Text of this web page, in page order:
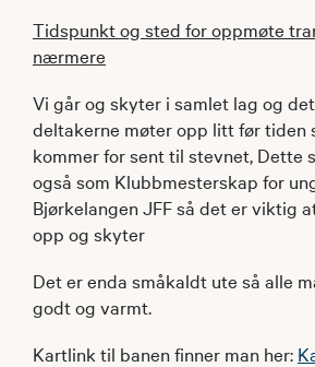
Tidspunkt og sted for oppmøte
nærmere
Vi går og skyter i samlet lag og
deltakerne møter opp litt før tiden
kommer for sent til stevnet, Dette
også som Klubbmesterskap for
Bjørkelangen JFF så det er viktig
opp og skyter
Det er enda småkaldt ute så alle
godt og varmt.
Kartlink til banen finner man her: